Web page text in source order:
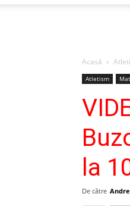
Acasă
Atletism
la
De către